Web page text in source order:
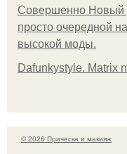
Совершенно Новый
просто очередной
высокой моды.
Dafunkystyle. Matrix
© 2026 Прическа и макияж